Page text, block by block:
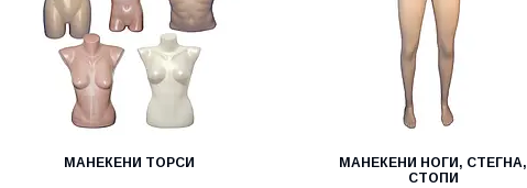
МАНЕКЕНИ ТОРСИ
МАНЕКЕНИ НОГИ, СТЕГНА,
СТОПИ